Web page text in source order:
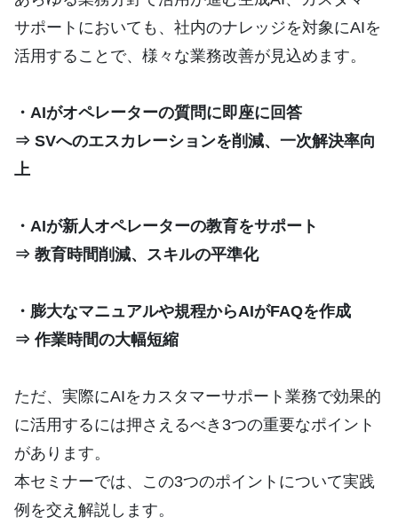
サポートにおいても、社内のナレッジを対象にAIを
活用することで、様々な業務改善が見込めます。
・AIがオペレーターの質問に即座に回答
⇒ SVへのエスカレーションを削減、一次解決率向
上
・AIが新人オペレーターの教育をサポート
⇒ 教育時間削減、スキルの平準化
・膨大なマニュアルや規程からAIがFAQを作成
⇒ 作業時間の大幅短縮
ただ、実際にAIをカスタマーサポート業務で効果的
に活用するには押さえるべき3つの重要なポイント
があります。
本セミナーでは、この3つのポイントについて実践
例を交え解説します。